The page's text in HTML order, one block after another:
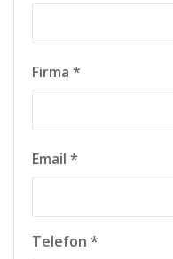
Firma *
Email *
Telefon *